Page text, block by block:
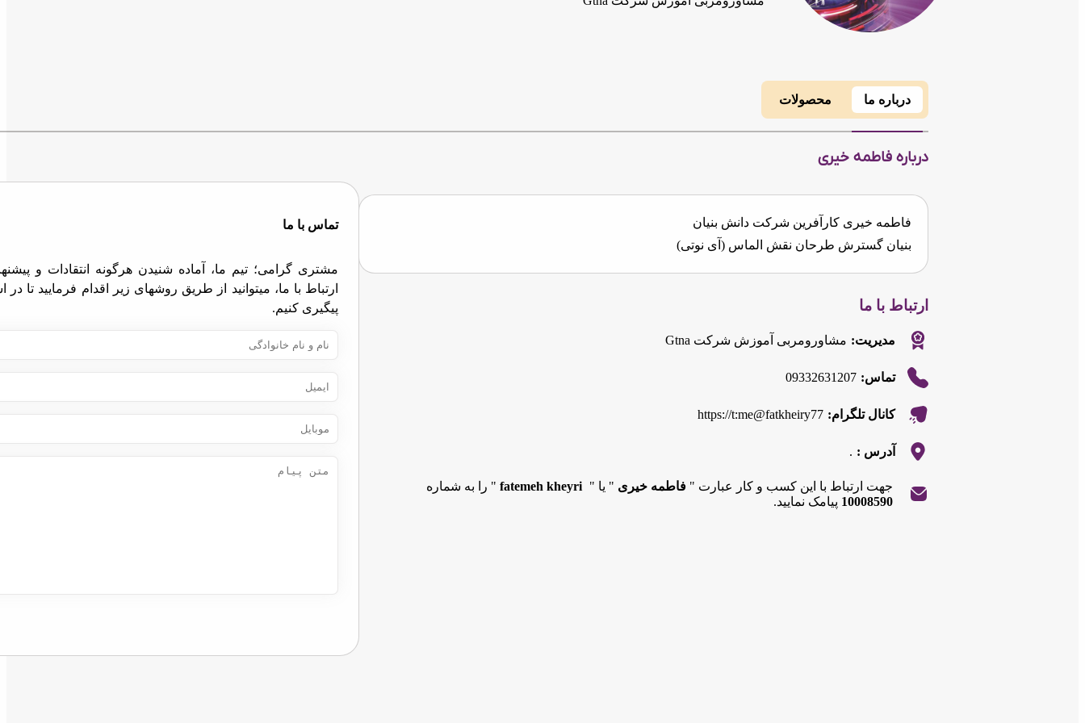
درباره ما محصولات
درباره فاطمه خیری
فاطمه خیری کارآفرین شرکت دانش بنیان
بنیان گسترش طرحان نقش الماس (آی نوتی)
ارتباط با ما
مدیریت: مشاورومربی آموزش شرکت Gtna
تماس: 09332631207
کانال تلگرام: https://t:me@fatkheiry77
آدرس : .
جهت ارتباط با این کسب و کار عبارت " فاطمه خیری " یا " fatemeh kheyri" را به شماره
10008590 پیامک نمایید.
Leaflet
©
OpenStreetMap
تماس با ما
مشتری گرامی؛ تیم ما، آماده شنیدن هرگونه انتقادات و
ارتباط با ما، میتوانید از طریق روشهای زیر اقدام فرمایید تا
پیگیری کنیم.